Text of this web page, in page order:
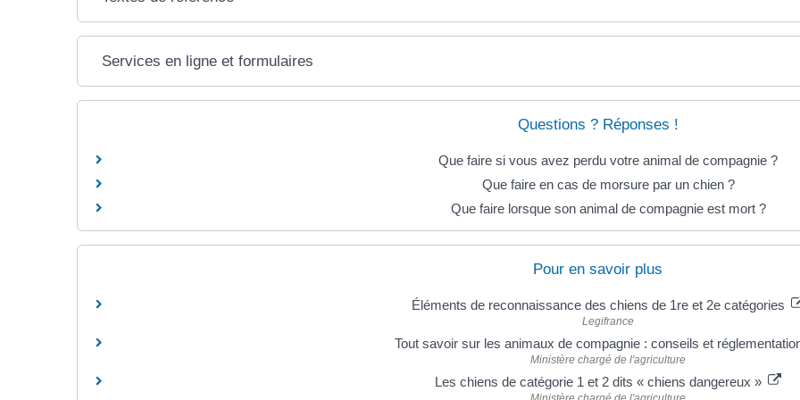
Services en ligne et formulaires
Questions ? Réponses !
Que faire si vous avez perdu votre animal de compagnie ?
Que faire en cas de morsure par un chien ?
Que faire lorsque son animal de compagnie est mort ?
Pour en savoir plus
Éléments de reconnaissance des chiens de 1re et 2e catégories
Legifrance
Tout savoir sur les animaux de compagnie : conseils et
Ministère chargé de l'agriculture
Les chiens de catégorie 1 et 2 dits « chiens dangereux »